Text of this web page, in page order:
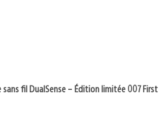
fil DualSense – Édition limitée 007 First